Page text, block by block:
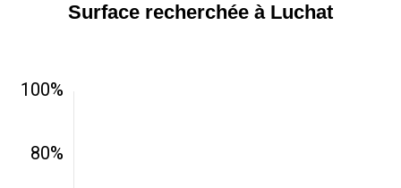
Surface recherchée à Luchat